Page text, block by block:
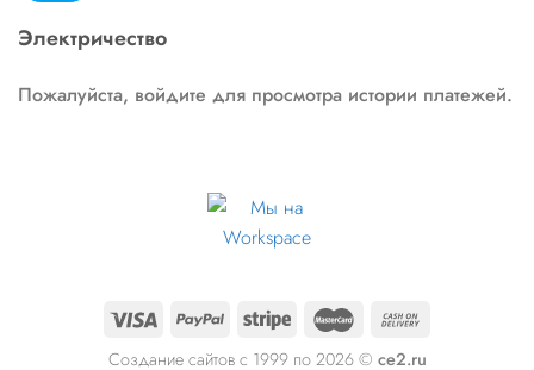
Электричество
Пожалуйста, войдите для просмотра истории платежей.
Создание сайтов с 1999 по 2026 © ce2.ru